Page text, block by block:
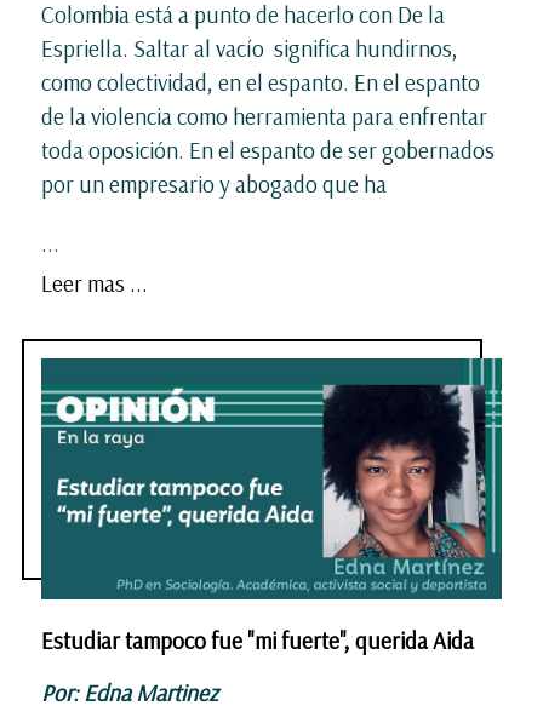
Colombia está a punto de hacerlo con De la
Espriella. Saltar al vacío significa hundirnos,
como colectividad, en el espanto. En el espanto
de la violencia como herramienta para enfrentar
toda oposición. En el espanto de ser gobernados
por un empresario y abogado que ha
...
Leer mas ...
Estudiar tampoco fue "mi fuerte", querida Aida
Por: Edna Martinez